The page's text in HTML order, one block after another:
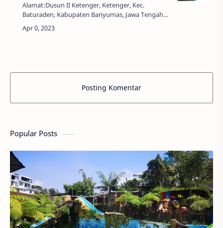
Alamat:Dusun II Ketenger, Ketenger, Kec.
Baturaden, Kabupaten Banyumas, Jawa Tengah
53152Harga Tiket:Rp. 5.000,00Jam Buka:08.00 -
17.00 WIBObjek wisata tidak selalu mudah untuk
Posting Komentar
Popular Posts